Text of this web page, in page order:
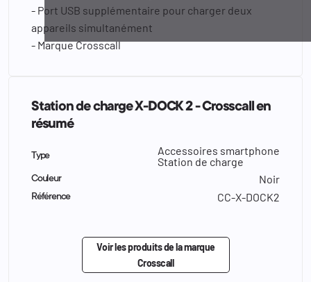
- Port USB supplémentaire pour charger deux
appareils simultanément
- Marque Crosscall
Station de charge X-DOCK 2 - Crosscall en
résumé
Type
Accessoires smartphone
Station de charge
Couleur Noir
Référence CC-X‐DOCK2
Voir les produits de la marque
Crosscall